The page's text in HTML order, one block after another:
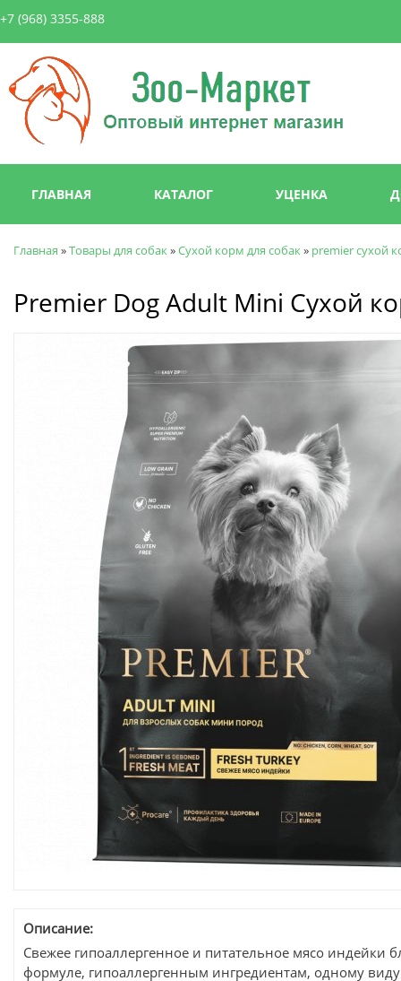
+7 (968) 3355-888
Зоо-
Маркет
Главное меню
ГЛАВНАЯ КАТАЛОГ УЦЕНКА
Главная »Товары для собак»Сухой корм для собак» premier сухой
Premier Dog Adult Mini Сухой
Описание:
Свежее гипоаллергенное и питательное мясо индейки
формуле, гипоаллергенным ингредиентам, одному